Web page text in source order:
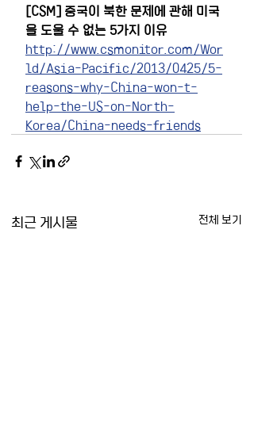
[CSM] 중국이 북한 문제에 관해 미국
을 도울 수 없는 5가지 이유
http://www.csmonitor.com/Wor
ld/Asia-Pacific/2013/0425/5-
reasons-why-China-won-t-
help-the-US-on-North-
Korea/China-needs-friends
최근 게시물 전체 보기